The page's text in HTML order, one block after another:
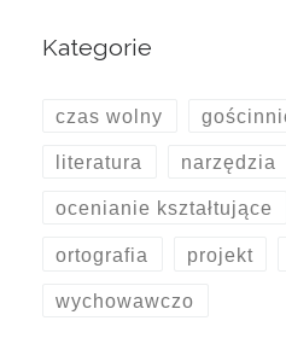
Kategorie
czas wolny
literatura narzędzia
ocenianie kształtujące
ortografia projekt
wychowawczo